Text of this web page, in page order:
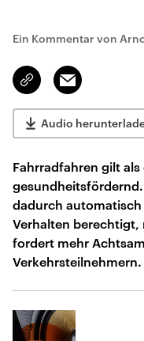
Ein Kommentar von
Link
kopieren/teilen
Email
Audio
Fahrradfahren gilt
dadurch automatisch
Verhalten berechtigt,
fordert mehr
Verkehrsteilnehmern.